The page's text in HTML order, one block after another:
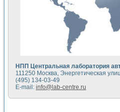
Автоматизированная
Автоматизированный
Визуализация
Виртуальный прибор
Исследование
Исследование
Метод
Недорогая система
Применение
Расчет переноса
НПП Центральная лаборатория
111250 Москва, Энергетическая
(495) 134-03-49
E-mail: info@lab-centre.ru